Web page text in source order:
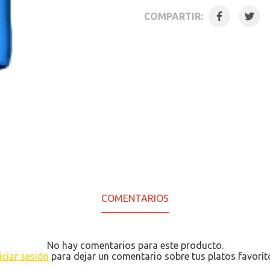
COMPARTIR:
COMENTARIOS
No hay comentarios para este producto.
sesión para dejar un comentario sobre tus platos